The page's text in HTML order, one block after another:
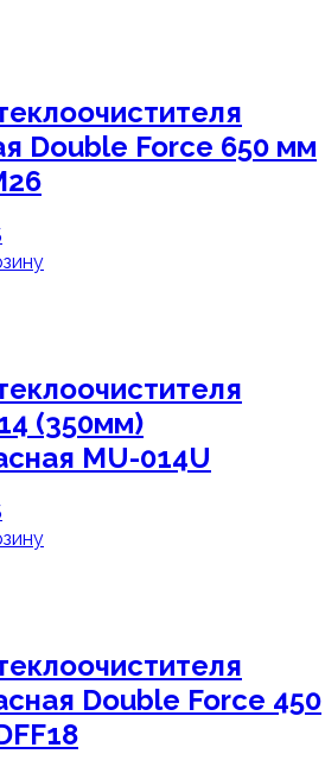
Double Force 650 мм
(350мм)
MU-014U
Double Force 450